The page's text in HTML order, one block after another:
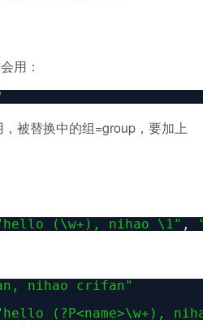
用：
被替换中的组=group，要加上
(\w+), nihao \1" ,
nihao crifan"
(?P<name>\w+),